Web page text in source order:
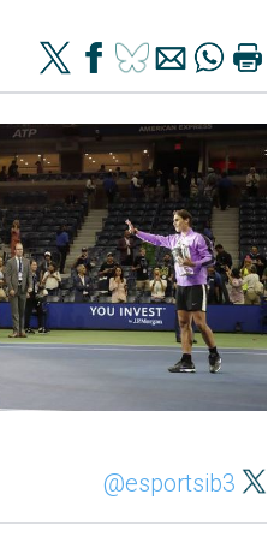
@esportsib3